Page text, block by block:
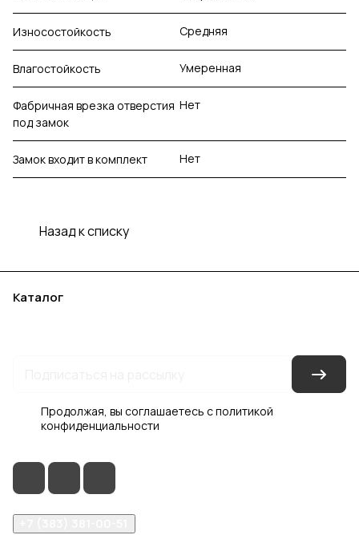
Износостойкость Средняя
Влагостойкость Умеренная
Фабричная врезка отверстия
под замок
Нет
Замок входит в комплект Нет
Назад к списку
Каталог
Продолжая, вы соглашаетесь сполитикой
конфиденциальности